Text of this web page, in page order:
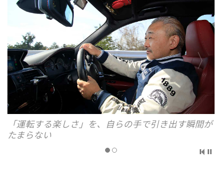
「運転する楽しさ」を、自らの手で引き出す瞬間が
たまらない